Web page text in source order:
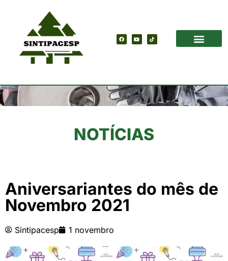
NOTÍCIAS
Aniversariantes do mês de
Novembro 2021
Sintipacesp 1 novembro